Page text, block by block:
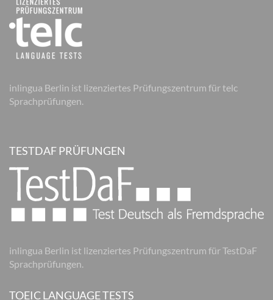
inlingua Berlin ist lizenziertes Prüfungszentrum für telc
Sprachprüfungen.
TESTDAF PRÜFUNGEN
inlingua Berlin ist lizenziertes Prüfungszentrum für TestDaF
Sprachprüfungen.
TOEIC LANGUAGE TESTS